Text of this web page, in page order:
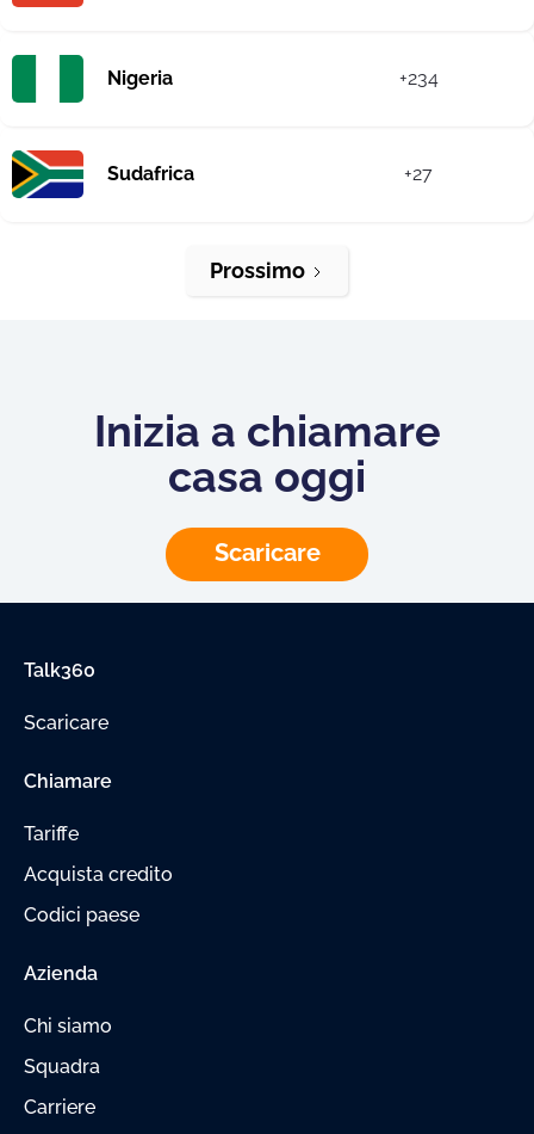
Nigeria +234
Sudafrica +27
Prossimo
Inizia a chiamare
casa oggi
Scaricare
Talk360
Scaricare
Chiamare
Tariffe
Acquista credito
Codici paese
Azienda
Chi siamo
Squadra
Carriere